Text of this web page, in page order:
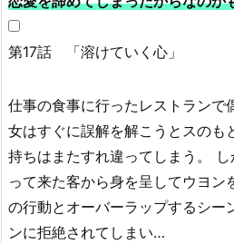
第17話 「溶けていく心」
仕事の食事に行ったレストランで
女はすぐに誤解を解こうとスのも
持ちはまたすれ違ってしまう。
って来た客から身を呈してウヨン
の行動とオーバーラップするシー
ンに拒絶されてしまい…